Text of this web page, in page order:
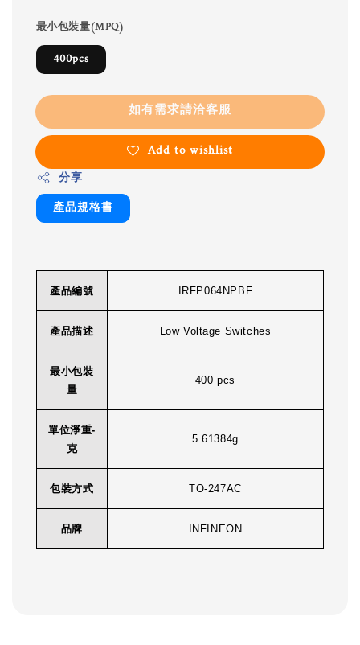
最小包裝量(MPQ)
400pcs
如有需求請洽客服
Add to wishlist
分享
產品規格書
產品編號 IRFP064NPBF
產品描述 Low Voltage Switches
最小包裝
量
400 pcs
單位淨重-
克
5.61384g
包裝方式 TO-247AC
品牌 INFINEON